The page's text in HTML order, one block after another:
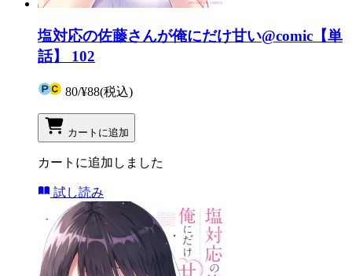
塩対応の佐藤さんが俺にだけ甘い@comic【単
話】 102
80/¥88(税込)
カートに追加
カートに追加しました
試し読み